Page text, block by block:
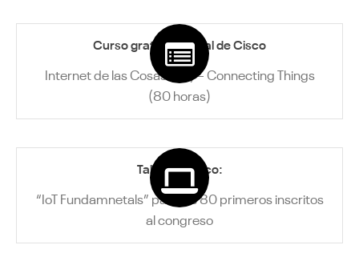
Curso gratuito virtual de Cisco
Internet de las Cosas (IoT) – Connecting Things
(80 horas)
Taller de Cisco:
“IoT Fundamnetals” para los 80 primeros inscritos
al congreso